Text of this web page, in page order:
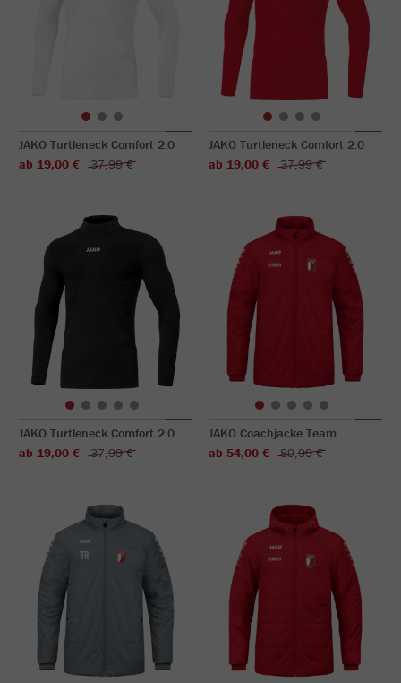
JAKO Turtleneck Comfort 2.0
ab 19,00 €
37,99 €
JAKO Turtleneck Comfort 2.0
ab 19,00 €
37,99 €
JAKO Turtleneck Comfort 2.0
ab 19,00 €
37,99 €
JAKO Coachjacke Team
ab 54,00 €
89,99 €